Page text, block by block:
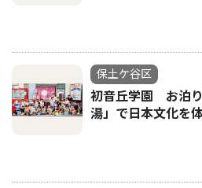
保土ケ谷区
初音丘学園 お泊
湯」で日本文化を